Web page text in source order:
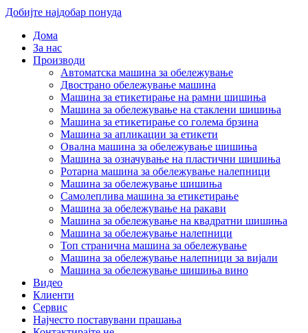
Добијте најдобар понуда
Дома
За нас
Производи
Автоматска машина за обележување
Двострано обележување машина
Машина за етикетирање на рамни шишиња
Машина за обележување на стаклени шишиња
Машина за етикетирање со голема брзина
Машина за апликации за етикети
Овална машина за обележување шишиња
Машина за означување на пластични шишиња
Ротарна машина за обележување налепници
Машина за обележување шишиња
Самолеплива машина за етикетирање
Машина за обележување на ракави
Машина за обележување на квадратни шишиња
Машина за обележување налепници
Топ странична машина за обележување
Машина за обележување налепници за вијали
Машина за обележување шишиња вино
Видео
Клиенти
Сервис
Најчесто поставувани прашања